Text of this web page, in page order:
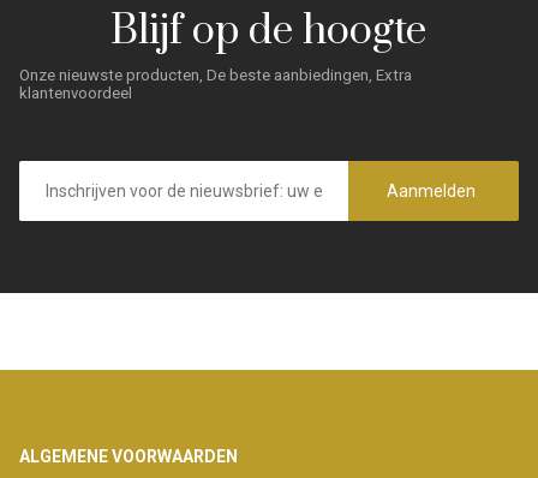
Blijf op de hoogte
Onze nieuwste producten, De beste aanbiedingen, Extra
klantenvoordeel
mailadres
Aanmelden
Footer
ALGEMENE VOORWAARDEN